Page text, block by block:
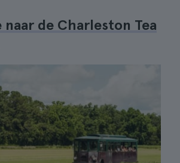
naar de Charleston Tea